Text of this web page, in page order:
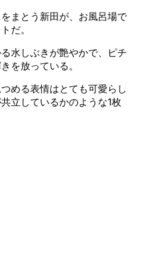
まとう新田が、お風呂場で
だ。
水しぶきが艶やかで、ピチ
を放っている。
める表情はとても可愛らし
立しているかのような1枚